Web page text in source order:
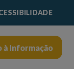
à Informação